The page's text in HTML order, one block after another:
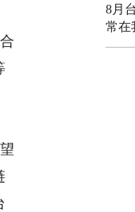
8月
常在